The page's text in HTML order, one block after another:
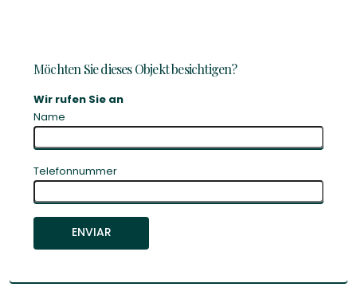
Möchten Sie dieses Objekt besichtigen?
Wir rufen Sie an
Name
Telefonnummer